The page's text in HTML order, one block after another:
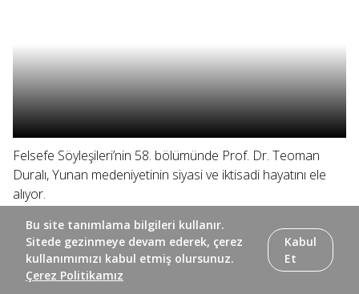
Felsefe Söyleşileri’nin 58. bölümünde Prof. Dr. Teoman
Duralı, Yunan medeniyetinin siyasi ve iktisadi hayatını ele
alıyor.
Bu site tanımlama bilgileri kullanır.
Sitede gezinmeye devam ederek, çerez
kullanımımızı kabul etmiş olursunuz.
Çerez Politikamız
Kabul
Et